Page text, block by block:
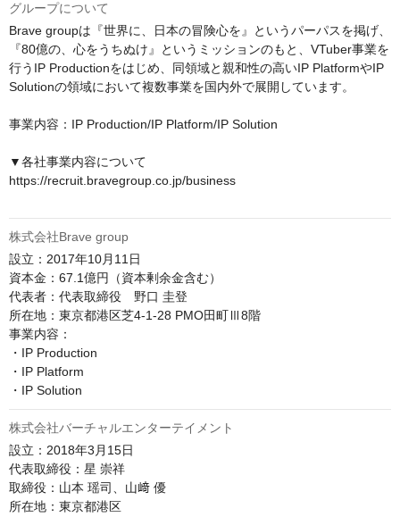
グループについて
Brave groupは『世界に、日本の冒険心を』というパーパスを掲げ、
『80億の、心をうちぬけ』というミッションのもと、VTuber事業を
行うIP Productionをはじめ、同領域と親和性の高いIP PlatformやIP
Solutionの領域において複数事業を国内外で展開しています。
事業内容：IP Production/IP Platform/IP Solution
▼各社事業内容について
https://recruit.bravegroup.co.jp/business
株式会社Brave group
設立：2017年10月11日
資本金：67.1億円（資本剰余金含む）
代表者：代表取締役　野口 圭登
所在地：東京都港区芝4-1-28 PMO田町Ⅲ8階
事業内容：
・IP Production
・IP Platform
株式会社バーチャルエンターテイメント
設立：2018年3月15日
代表取締役：星 崇祥
取締役：山本 瑶司、山﨑 優
所在地：東京都港区